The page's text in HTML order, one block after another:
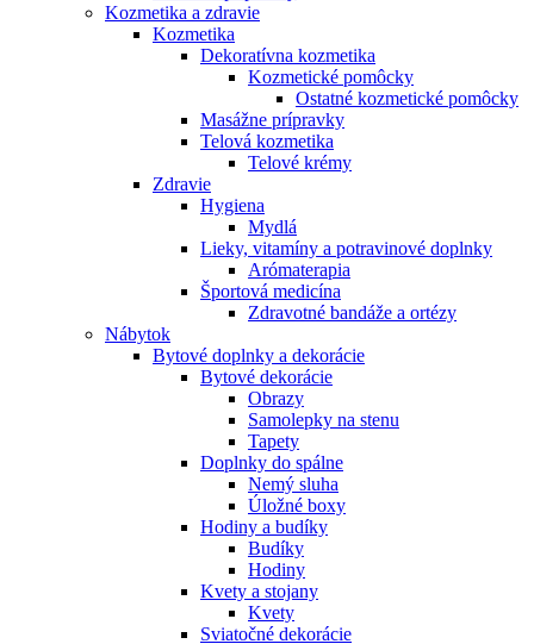
Kozmetika a zdravie
Kozmetika
Dekoratívna kozmetika
Kozmetické pomôcky
Ostatné kozmetické pomôcky
Masážne prípravky
Telová kozmetika
Telové krémy
Zdravie
Hygiena
Mydlá
Lieky, vitamíny a potravinové doplnky
Arómaterapia
Športová medicína
Zdravotné bandáže a ortézy
Nábytok
Bytové doplnky a dekorácie
Bytové dekorácie
Obrazy
Samolepky na stenu
Tapety
Doplnky do spálne
Nemý sluha
Úložné boxy
Hodiny a budíky
Budíky
Hodiny
Kvety a stojany
Kvety
Sviatočné dekorácie